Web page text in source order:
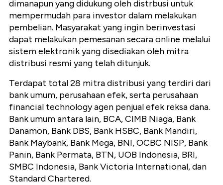
dimanapun yang didukung oleh distrbusi untuk
mempermudah para investor dalam melakukan
pembelian. Masyarakat yang ingin berinvestasi
dapat melakukan pemesanan secara online melalui
sistem elektronik yang disediakan oleh mitra
distribusi resmi yang telah ditunjuk.
Terdapat total 28 mitra distribusi yang terdiri dari
bank umum, perusahaan efek, serta perusahaan
financial technology agen penjual efek reksa dana.
Bank umum antara lain, BCA, CIMB Niaga, Bank
Danamon, Bank DBS, Bank HSBC, Bank Mandiri,
Bank Maybank, Bank Mega, BNI, OCBC NISP, Bank
Panin, Bank Permata, BTN, UOB Indonesia, BRI,
SMBC Indonesia, Bank Victoria International, dan
Standard Chartered.